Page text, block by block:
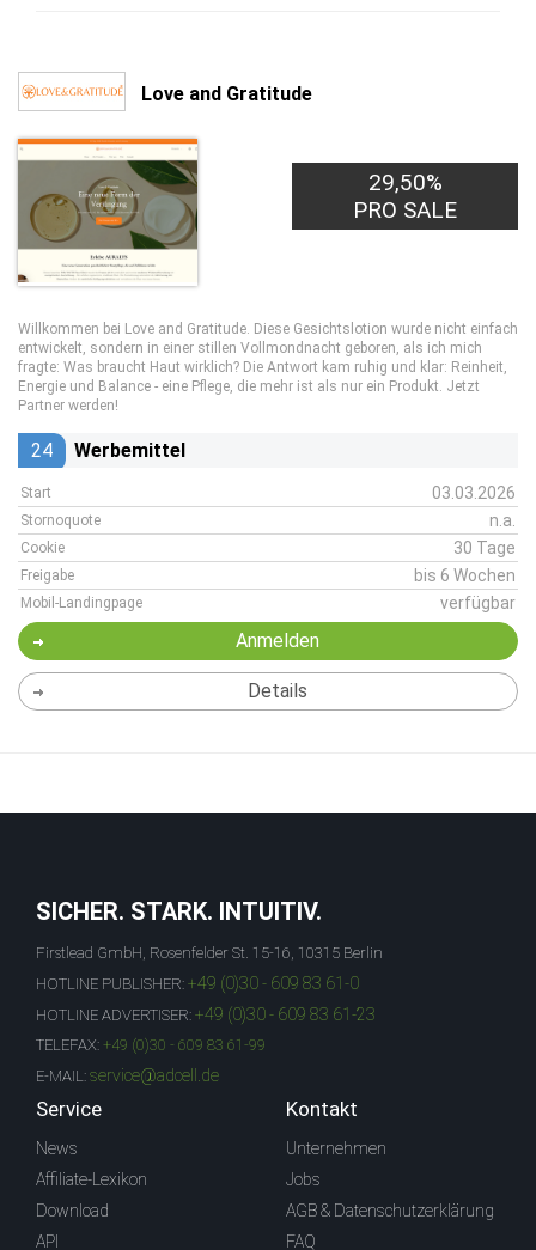
Love and Gratitude
29,50%
PRO SALE
Willkommen bei Love and Gratitude. Diese Gesichtslotion wurde nicht einfach
entwickelt, sondern in einer stillen Vollmondnacht geboren, als ich mich
fragte: Was braucht Haut wirklich? Die Antwort kam ruhig und klar: Reinheit,
Energie und Balance - eine Pflege, die mehr ist als nur ein Produkt. Jetzt
Partner werden!
24 Werbemittel
Start 03.03.2026
Stornoquote n.a.
Cookie 30 Tage
Freigabe bis 6 Wochen
Mobil-Landingpage verfügbar
Anmelden
Details
SICHER. STARK. INTUITIV.
Firstlead GmbH, Rosenfelder St. 15-16, 10315 Berlin
HOTLINE PUBLISHER: +49 (0)30 - 609 83 61-0
HOTLINE ADVERTISER: +49 (0)30 - 609 83 61-23
TELEFAX: +49 (0)30 - 609 83 61-99
E-MAIL: service@adcell.de
Service
News
Affiliate-Lexikon
Download
API
Kontakt
Unternehmen
Jobs
AGB & Datenschutzerklärung
FAQ